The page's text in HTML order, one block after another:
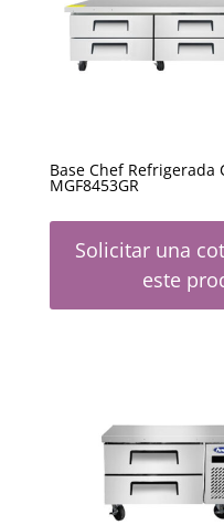
Base Chef Refrigerada
MGF8453GR
Solicitar una
este